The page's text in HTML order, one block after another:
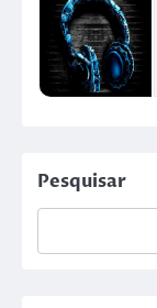
Pesquisar